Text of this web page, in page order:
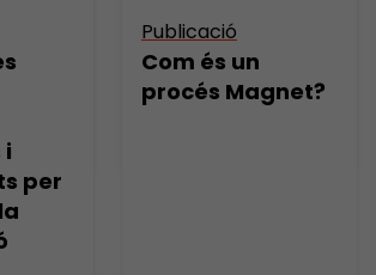
i
per
Publicació
Com és un
procés Magnet?